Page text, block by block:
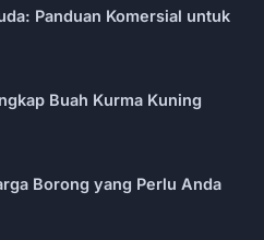
Panduan Komersial untuk
Buah Kurma Kuning
Borong yang Perlu Anda